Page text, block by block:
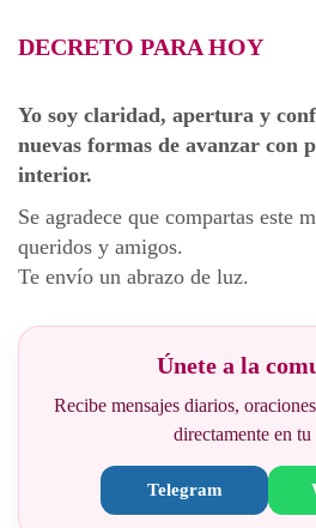
DECRETO PARA HOY
Yo soy claridad, apertura y
nuevas formas de avanzar con
interior.
Se agradece que compartas este
queridos y amigos.
Te envío un abrazo de luz.
Únete a la
Recibe mensajes diarios,
directamente en
Telegram